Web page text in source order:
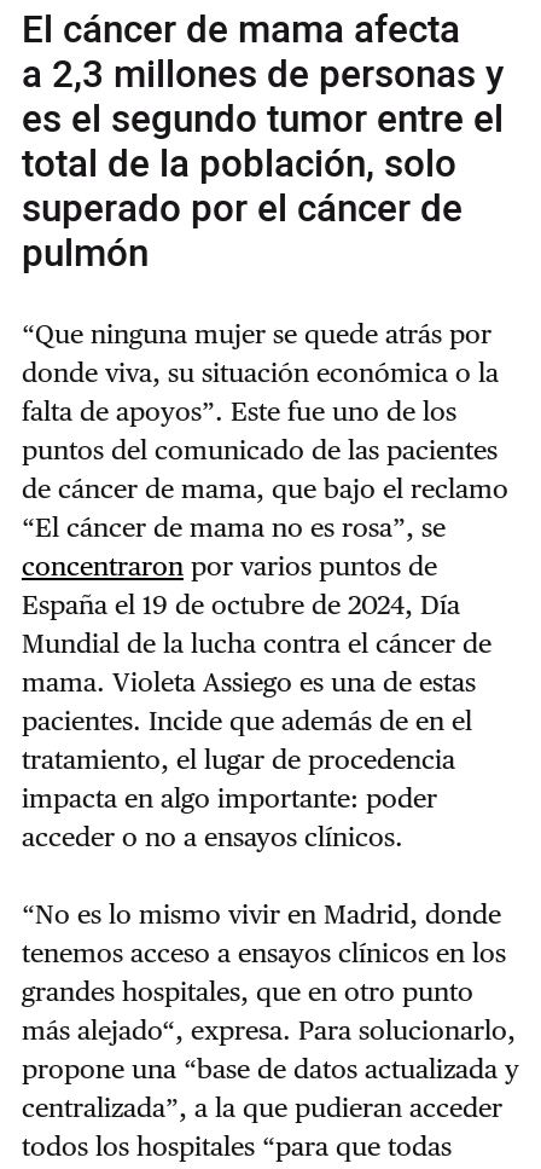
El cáncer de mama afecta
a 2,3 millones de personas y
es el segundo tumor entre el
total de la población, solo
superado por el cáncer de
pulmón
“Que ninguna mujer se quede atrás por
donde viva, su situación económica o la
falta de apoyos”. Este fue uno de los
puntos del comunicado de las pacientes
de cáncer de mama, que bajo el reclamo
“El cáncer de mama no es rosa”, se
concentraron por varios puntos de
España el 19 de octubre de 2024, Día
Mundial de la lucha contra el cáncer de
mama. Violeta Assiego es una de estas
pacientes. Incide que además de en el
tratamiento, el lugar de procedencia
impacta en algo importante: poder
acceder o no a ensayos clínicos.
“No es lo mismo vivir en Madrid, donde
tenemos acceso a ensayos clínicos en los
grandes hospitales, que en otro punto
más alejado“, expresa. Para solucionarlo,
propone una “base de datos actualizada y
centralizada”, a la que pudieran acceder
todos los hospitales “para que todas